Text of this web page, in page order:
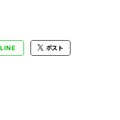
LINE ポスト